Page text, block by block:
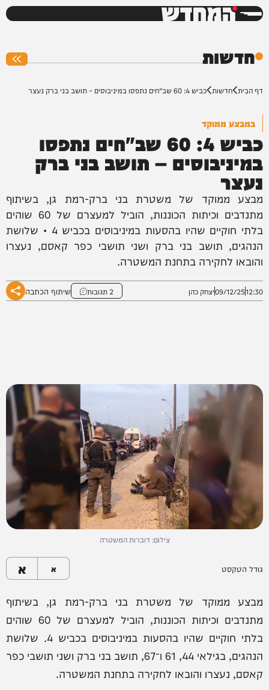
המחדש
חדשות
דף הבית חדשות כביש 4: 60 שב"חים נתפסו במיניבוסים – תושב בני ברק נעצר
במבצע ממוקד
כביש 4: 60 שב"חים נתפסו
במיניבוסים – תושב בני ברק
נעצר
מבצע ממוקד של משטרת בני ברק-רמת גן, בשיתוף
מתנדבים וכיתות הכוננות, הוביל למעצרם של 60 שוהים
בלתי חוקיים שהיו בהסעות במיניבוסים בכביש 4 • שלושת
הנהגים, תושב בני ברק ושני תושבי כפר קאסם, נעצרו
והובאו לחקירה בתחנת המשטרה.
12:30
09/12/25יצחק כהן 2 תגובות שיתוף הכתבה
צילום: דוברות המשטרה
גודל הטקסט א א
מבצע ממוקד של משטרת בני ברק-רמת גן, בשיתוף
מתנדבים וכיתות הכוננות, הוביל למעצרם של 60 שוהים
בלתי חוקיים שהיו בהסעות במיניבוסים בכביש 4. שלושת
הנהגים, בגילאי 44, 61 ו־67, תושב בני ברק ושני תושבי כפר
קאסם, נעצרו והובאו לחקירה בתחנת המשטרה.